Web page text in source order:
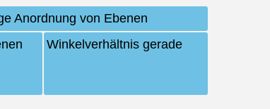
Anordnung von Ebenen
Winkelverhältnis gerade